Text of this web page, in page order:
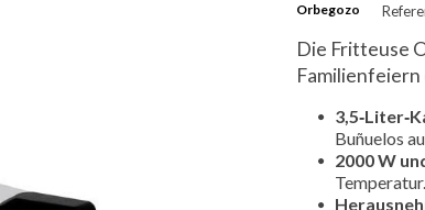
Orbegozo
Die Fritteuse
Buñuelos
2000 W
Temperatur.